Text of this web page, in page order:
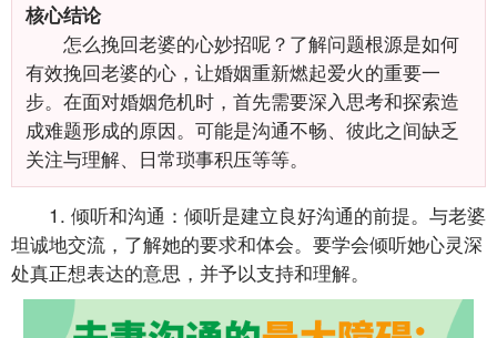
核心结论
怎么挽回老婆的心妙招呢？了解问题根源是如何
有效挽回老婆的心，让婚姻重新燃起爱火的重要一
步。在面对婚姻危机时，首先需要深入思考和探索造
成难题形成的原因。可能是沟通不畅、彼此之间缺乏
关注与理解、日常琐事积压等等。
1. 倾听和沟通：倾听是建立良好沟通的前提。与老婆
坦诚地交流，了解她的要求和体会。要学会倾听她心灵深
处真正想表达的意思，并予以支持和理解。